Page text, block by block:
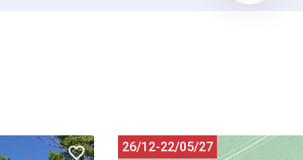
26/12-22/05/27